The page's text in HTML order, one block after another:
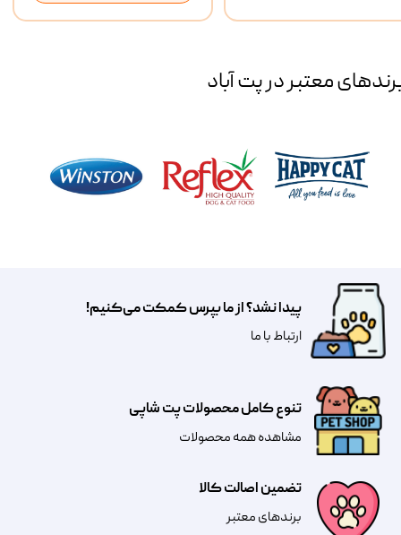
معتبر در پت آباد
تضمین اصالت کالا
​​برندهای معتبر​​​​​​​
تنوع کامل محصولات پت شاپی
مشاهده همه محصولات
پیدا نشد؟ از ما بپرس کمکت می‌کنیم!
​​​ارتباط با ما